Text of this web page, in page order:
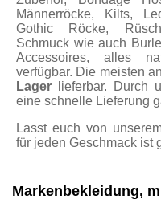
Männerröcke, Kilts,
Gothic Röcke,
Schmuck wie auch
Accessoires, alles
verfügbar. Die meisten
Lager lieferbar. Durch
eine schnelle Lieferung
Lasst euch von
für jeden Geschmack ist
Markenbekleidung,